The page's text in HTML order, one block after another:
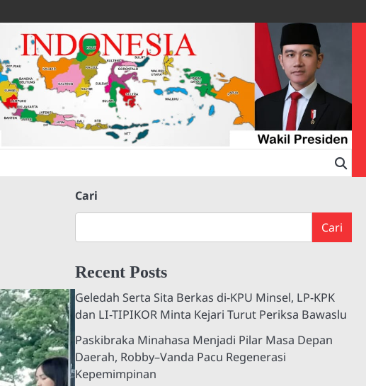
Cari
Cari
Recent Posts
Geledah Serta Sita Berkas di-KPU Minsel, LP-KPK
dan LI-TIPIKOR Minta Kejari Turut Periksa Bawaslu
Paskibraka Minahasa Menjadi Pilar Masa Depan
Daerah, Robby–Vanda Pacu Regenerasi
Kepemimpinan